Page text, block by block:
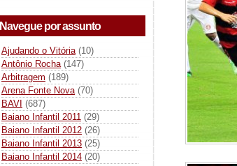
Navegue por assunto
Ajudando o Vitória (10)
Antônio Rocha (147)
Arbitragem (189)
Arena Fonte Nova (70)
BAVI (687)
Baiano Infantil 2011 (29)
Baiano Infantil 2012 (26)
Baiano Infantil 2013 (25)
Baiano Infantil 2014 (20)